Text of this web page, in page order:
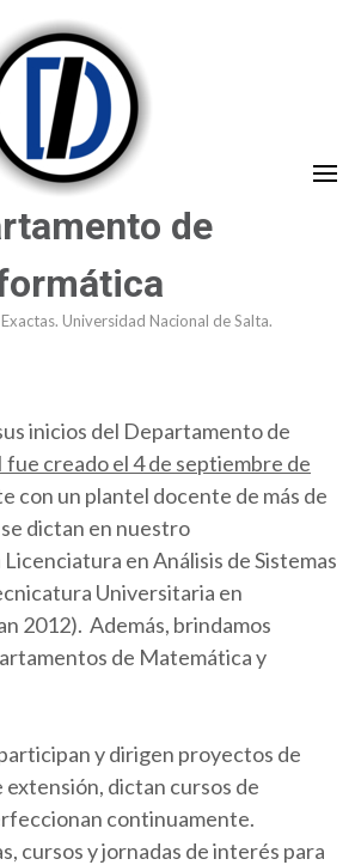
de
Universidad Nacional de Salta.
inicios del Departamento de
fue creado el 4 de septiembre de
con un plantel docente de más de
dictan en nuestro
en Análisis de Sistemas
Universitaria en
2012). Además, brindamos
de Matemática y
y dirigen proyectos de
dictan cursos de
continuamente.
cursos y jornadas de interés para